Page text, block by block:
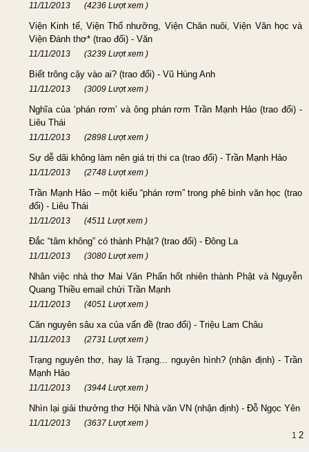
11/11/2013 (4236 Lượt xem )
Viện Kinh tế, Viện Thổ nhưỡng, Viện Chăn nuôi, Viện Văn học và
Viện Đánh thơ* (trao đổi) - Văn
11/11/2013 (3239 Lượt xem )
Biết trông cậy vào ai? (trao đổi) - Vũ Hùng Anh
11/11/2013 (3009 Lượt xem )
Nghĩa của ‘phán rơm’ và ông phán rơm Trần Mạnh Hảo (trao đổi) -
Liêu Thái
11/11/2013 (2898 Lượt xem )
Sự dễ dãi không làm nên giá trị thi ca (trao đổi) - Trần Mạnh Hảo
11/11/2013 (2748 Lượt xem )
Trần Mạnh Hảo – một kiểu “phán rơm” trong phê bình văn học (trao
đổi) - Liêu Thái
11/11/2013 (4511 Lượt xem )
Đắc “tâm không” có thành Phật? (trao đổi) - Đông La
11/11/2013 (3080 Lượt xem )
Nhân việc nhà thơ Mai Văn Phấn hốt nhiên thành Phật và Nguyễn
Quang Thiều email chửi Trần Mạnh
11/11/2013 (4051 Lượt xem )
Căn nguyên sâu xa của vấn đề (trao đổi) - Triệu Lam Châu
11/11/2013 (2731 Lượt xem )
Trạng nguyên thơ, hay là Trạng... nguyên hình? (nhận định) - Trần
Mạnh Hảo
11/11/2013 (3944 Lượt xem )
Nhìn lại giải thưởng thơ Hội Nhà văn VN (nhận định) - Đỗ Ngọc Yên
11/11/2013
(3637 Lượt xem )
1 2